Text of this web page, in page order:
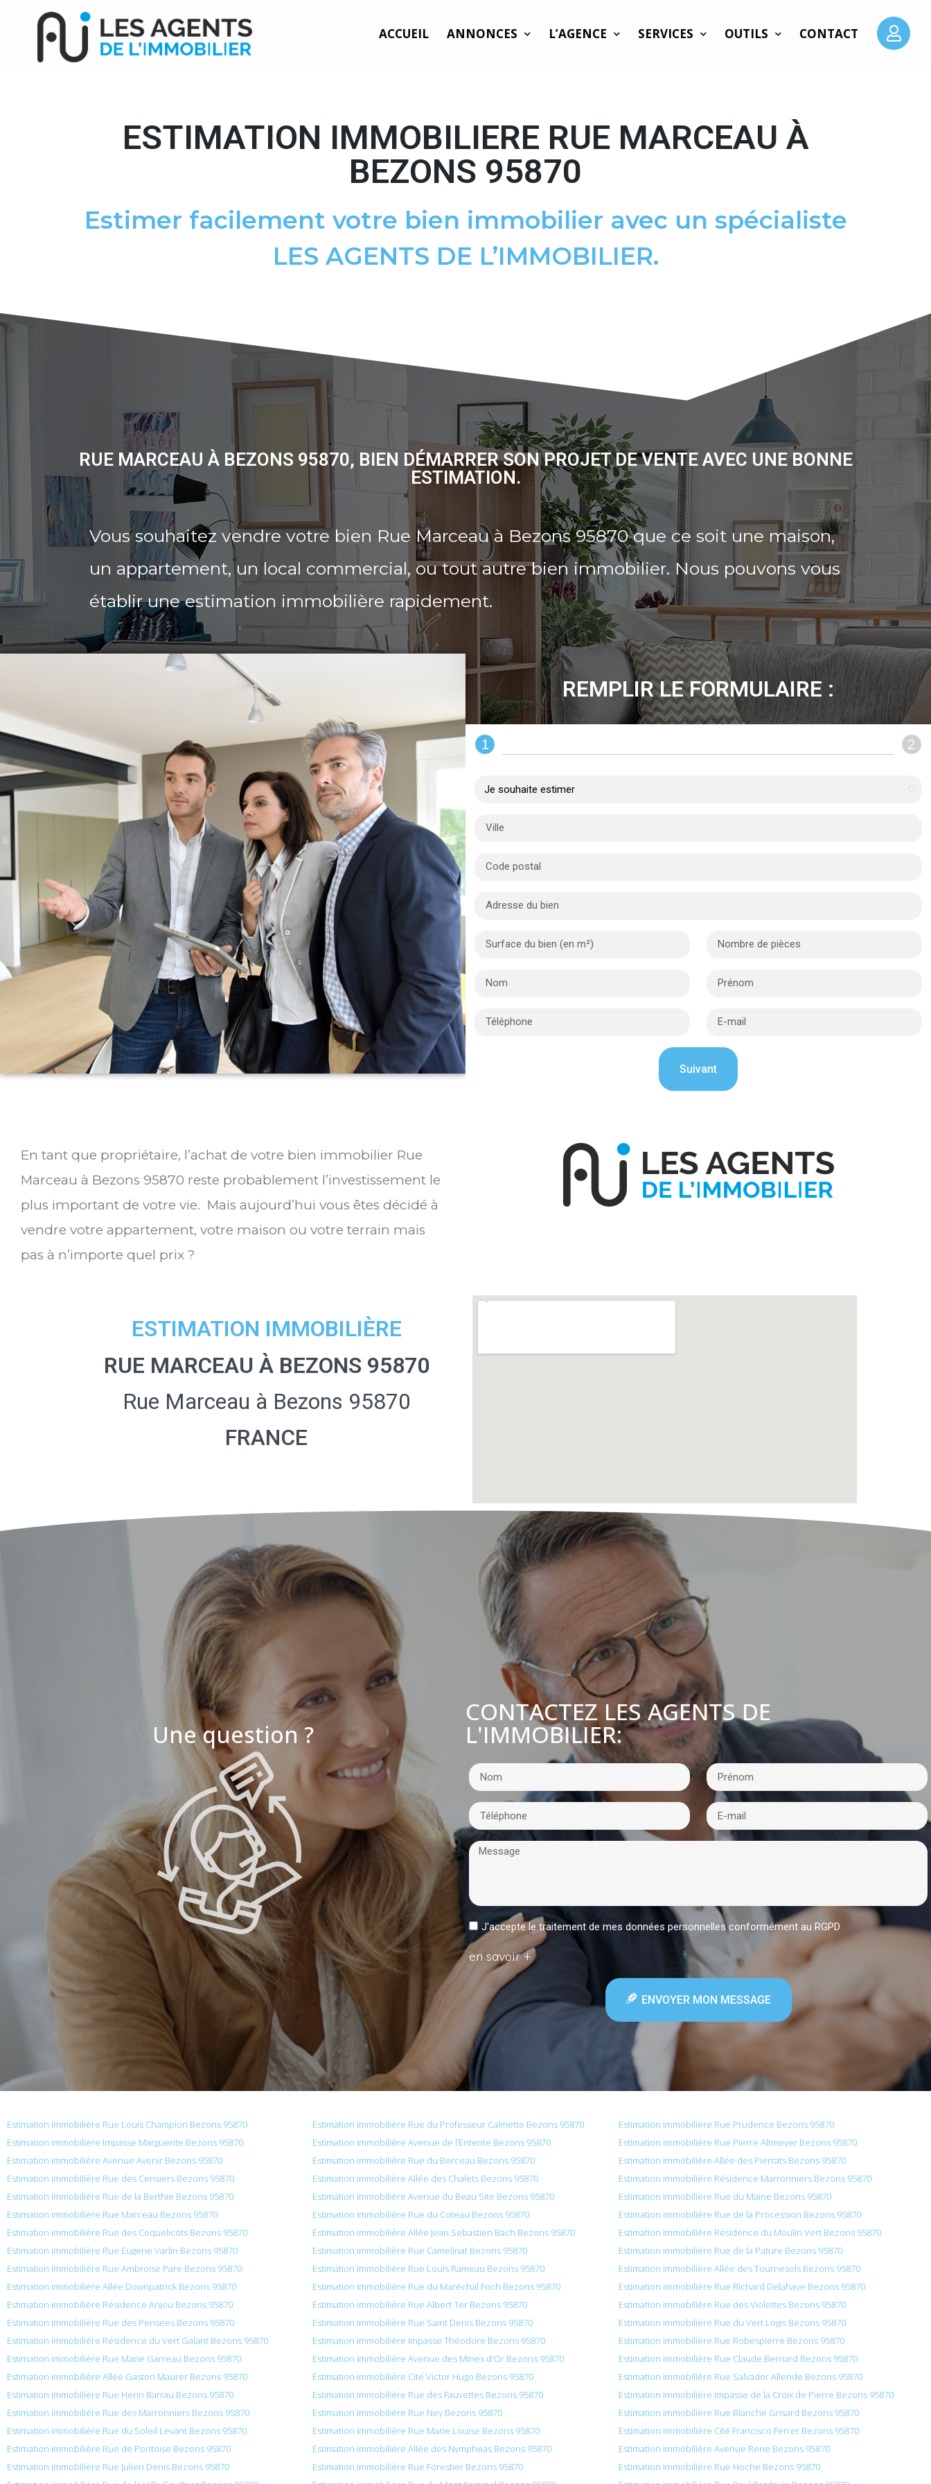
ACCUEIL ANNONCES L’AGENCE SERVICES OUTILS CONTACT
ESTIMATION IMMOBILIERE RUE MARCEAU À
BEZONS 95870
Estimer facilement votre bien immobilier avec un spécialiste
LES AGENTS DE L’IMMOBILIER.
RUE MARCEAU À BEZONS 95870, BIEN DÉMARRER SON PROJET DE VENTE AVEC UNE BONNE
ESTIMATION.
Vous souhaitez vendre votre bien Rue Marceau à Bezons 95870 que ce soit une maison,
un appartement, un local commercial, ou tout autre bien immobilier. Nous pouvons vous
établir une estimation immobilière rapidement.
REMPLIR LE FORMULAIRE :
1 2
En tant que propriétaire, l’achat de votre bien immobilier Rue
Marceau à Bezons 95870 reste probablement l’investissement le
plus important de votre vie. Mais aujourd’hui vous êtes décidé à
vendre votre appartement, votre maison ou votre terrain mais
pas à n’importe quel prix ?
ESTIMATION IMMOBILIÈRE
RUE MARCEAU À BEZONS 95870
Rue Marceau à Bezons 95870
FRANCE
Une question ?
CONTACTEZ LES AGENTS DE
L'IMMOBILIER:
J'accepte le traitement de mes données personnelles conformément au RGPD
en savoir +
ENVOYER MON MESSAGE
Estimation immobilière Rue Louis Champion Bezons 95870 Estimation immobilière Rue du Professeur Calmette Bezons 95870
Estimation immobilière Rue Prudence Bezons 95870
Estimation immobilière Impasse Marguerite Bezons 95870
Estimation immobilière Avenue de l’Entente Bezons 95870
Estimation immobilière Rue Pierre Altmeyer Bezons 95870
Estimation immobilière Avenue Avenir Bezons 95870
Estimation immobilière Rue du Berceau Bezons 95870
Estimation immobilière Allée des Pierrats Bezons 95870
Estimation immobilière Rue des Cerisiers Bezons 95870
Estimation immobilière Allée des Chalets Bezons 95870
Estimation immobilière Résidence Marronniers Bezons 95870
Estimation immobilière Rue de la Berthie Bezons 95870
Estimation immobilière Avenue du Beau Site Bezons 95870
Estimation immobilière Rue du Maine Bezons 95870
Estimation immobilière Rue Marceau Bezons 95870
Estimation immobilière Rue du Coteau Bezons 95870
Estimation immobilière Rue de la Procession Bezons 95870
Estimation immobilière Rue des Coquelicots Bezons 95870
Estimation immobilière Allée Jean Sebastien Bach Bezons 95870
Estimation immobilière Résidence du Moulin Vert Bezons 95870
Estimation immobilière Rue Eugene Varlin Bezons 95870
Estimation immobilière Rue Camelinat Bezons 95870
Estimation immobilière Rue de la Pature Bezons 95870
Estimation immobilière Rue Ambroise Pare Bezons 95870
Estimation immobilière Rue Louis Rameau Bezons 95870
Estimation immobilière Allée des Tournesols Bezons 95870
Estimation immobilière Allée Downpatrick Bezons 95870
Estimation immobilière Rue du Maréchal Foch Bezons 95870
Estimation immobilière Rue Richard Delahaye Bezons 95870
Estimation immobilière Résidence Anjou Bezons 95870
Estimation immobilière Rue Albert 1er Bezons 95870
Estimation immobilière Rue des Violettes Bezons 95870
Estimation immobilière Rue des Pensees Bezons 95870
Estimation immobilière Rue Saint Denis Bezons 95870
Estimation immobilière Rue du Vert Logis Bezons 95870
Estimation immobilière Résidence du Vert Galant Bezons 95870
Estimation immobilière Impasse Théodore Bezons 95870
Estimation immobilière Rue Robespierre Bezons 95870
Estimation immobilière Rue Marie Garreau Bezons 95870
Estimation immobilière Avenue des Mines d’Or Bezons 95870
Estimation immobilière Rue Claude Bernard Bezons 95870
Estimation immobilière Allée Gaston Maurer Bezons 95870
Estimation immobilière Cité Victor Hugo Bezons 95870
Estimation immobilière Rue Salvador Allende Bezons 95870
Estimation immobilière Rue Henri Barrau Bezons 95870
Estimation immobilière Rue des Fauvettes Bezons 95870
Estimation immobilière Impasse de la Croix de Pierre Bezons 95870
Estimation immobilière Rue des Marronniers Bezons 95870
Estimation immobilière Rue Ney Bezons 95870
Estimation immobilière Rue Blanche Grisard Bezons 95870
Estimation immobilière Rue du Soleil Levant Bezons 95870
Estimation immobilière Rue Marie Louise Bezons 95870
Estimation immobilière Cité Francisco Ferrer Bezons 95870
Estimation immobilière Rue de Pontoise Bezons 95870
Estimation immobilière Allée des Nympheas Bezons 95870
Estimation immobilière Avenue Rene Bezons 95870
Estimation immobilière Rue Julien Denis Bezons 95870
Estimation immobilière Rue Forestier Bezons 95870
Estimation immobilière Rue Hoche Bezons 95870